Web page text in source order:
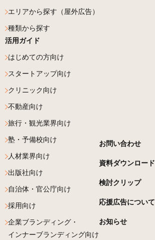
エリアから探す（屋外広告）
種類から探す
活用ガイド
はじめての方向け
スタートアップ向け
クリニック向け
不動産向け
旅行・観光業界向け
塾・予備校向け
人材業界向け
出版社向け
自治体・官公庁向け
採用向け
企業ブランディング・
インナーブランディング向け
お問い合わせ
資料ダウンロード
検討クリップ
応援広告について
お知らせ